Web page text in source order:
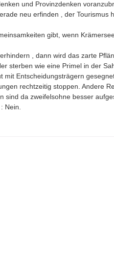
und Provinzdenken
neu erfinden , der Tourismus
gibt, wenn
, dann wird das zarte
sterben wie eine Primel in der
mit Entscheidungsträgern
rechtzeitig stoppen. Andere
sind da zweifelsohne besser
Nein.